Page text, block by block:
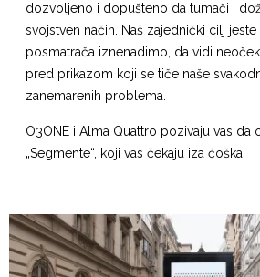
dozvoljeno i dopušteno da tumači i
svojstven način. Naš zajednički cilj jeste
posmatrača iznenadimo, da vidi
pred prikazom koji se tiče naše
zanemarenih problema.
O3ONE i Alma Quattro pozivaju vas da
„Segmente“, koji vas čekaju iza ćoška.